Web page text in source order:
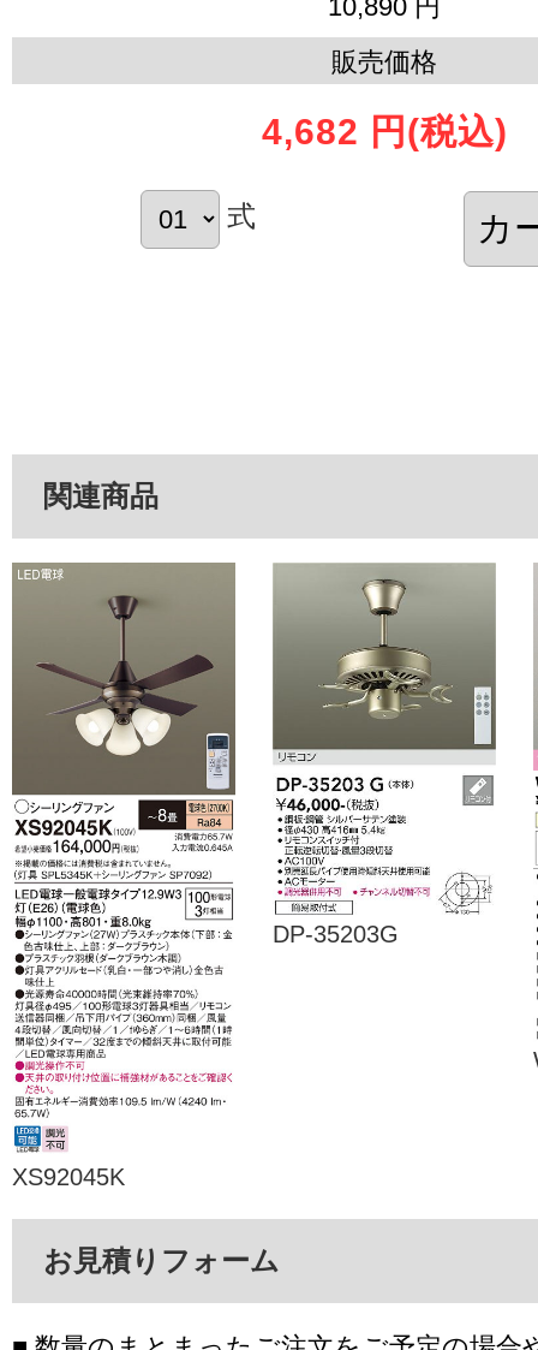
10,890 円
販売価格
4,682 円 (税込)
式
関連商品
XS92045K
DP-35203G
お見積りフォーム